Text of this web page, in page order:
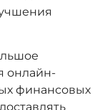
онлайн-
финансовых